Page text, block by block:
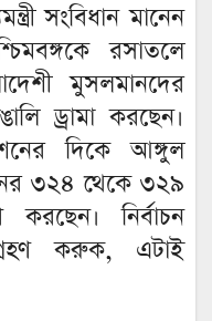
সংবিধান মানেন
রসাতলে
মুসলমানদের
ড্রামা করছেন।
দিকে আঙ্গুল
৩২৪ থেকে ৩২৯
নির্বাচন
করুক, এটাই